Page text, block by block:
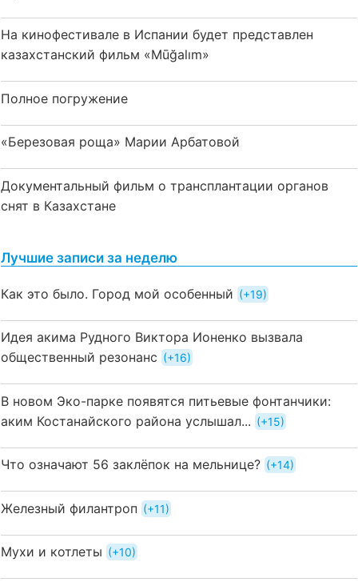
На кинофестивале в Испании будет представлен
казахстанский фильм «Mūğalım»
Полное погружение
«Березовая роща» Марии Арбатовой
Документальный фильм о трансплантации органов
снят в Казахстане
Лучшие записи за неделю
Как это было. Город мой особенный +19
Идея акима Рудного Виктора Ионенко вызвала
общественный резонанс
+16
В новом Эко-парке появятся питьевые фонтанчики:
аким Костанайского района услышал...
+15
Что означают 56 заклёпок на мельнице? +14
Железный филантроп +11
Мухи и котлеты +10